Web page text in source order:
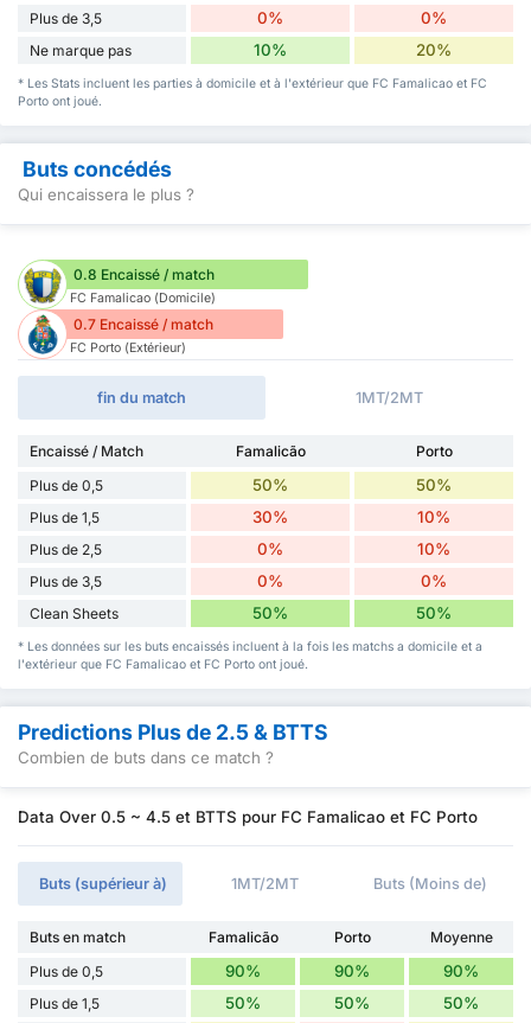
Plus de 3,5 0% 0%
Ne marque pas 10% 20%
* Les Stats incluent les parties à domicile et à l'extérieur que FC Famalicao et FC
Porto ont joué.
Buts concédés
Qui encaissera le plus ?
0.8 Encaissé / match
FC Famalicao (Domicile)
0.7 Encaissé / match
FC Porto (Extérieur)
fin du match 1MT/2MT
Encaissé / Match Famalicão
Porto
Plus de 0,5
50% 50%
Plus de 1,5 30% 10%
Plus de 2,5 0% 10%
Plus de 3,5 0% 0%
Clean Sheets 50% 50%
* Les données sur les buts encaissés incluent à la fois les matchs a domicile et a
l'extérieur que FC Famalicao et FC Porto ont joué.
Predictions Plus de 2.5 & BTTS
Combien de buts dans ce match ?
Data Over 0.5 ~ 4.5 et BTTS pour FC Famalicao et FC Porto
Buts (supérieur à) 1MT/2MT Buts (Moins de)
Buts en match Famalicão Porto
Moyenne
Plus de 0,5
90% 90% 90%
Plus de 1,5 50% 50% 50%